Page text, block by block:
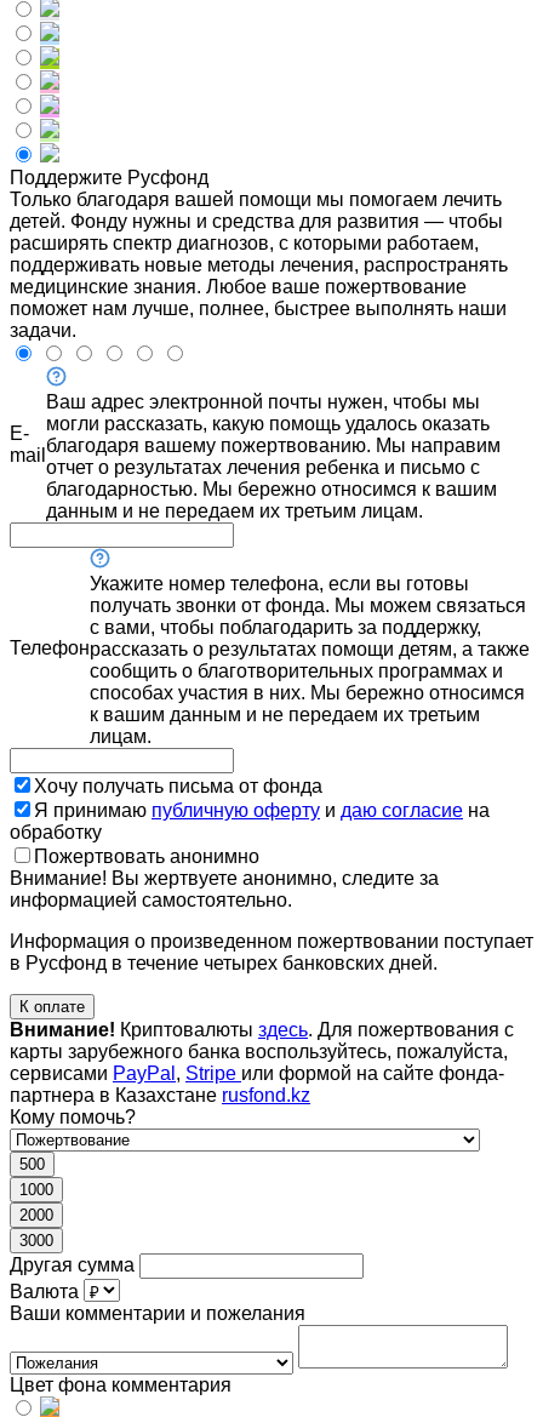
Поддержите Русфонд
Только благодаря вашей помощи мы помогаем лечить
детей. Фонду нужны и средства для развития — чтобы
расширять спектр диагнозов, с которыми работаем,
поддерживать новые методы лечения, распространять
медицинские знания. Любое ваше пожертвование
поможет нам лучше, полнее, быстрее выполнять наши
задачи.
E-
mail
Ваш адрес электронной почты нужен, чтобы мы
могли рассказать, какую помощь удалось оказать
благодаря вашему пожертвованию. Мы направим
отчет о результатах лечения ребенка и письмо с
благодарностью. Мы бережно относимся к вашим
данным и не передаем их третьим лицам.
Телефон
Укажите номер телефона, если вы готовы
получать звонки от фонда. Мы можем связаться
с вами, чтобы поблагодарить за поддержку,
рассказать о результатах помощи детям, а также
сообщить о благотворительных программах и
способах участия в них. Мы бережно относимся
к вашим данным и не передаем их третьим
лицам.
Хочу получать письма от фонда
Я принимаю публичную оферту и даю согласие на
обработку
Пожертвовать анонимно
Внимание! Вы жертвуете анонимно, следите за
информацией самостоятельно.
Информация о произведенном пожертвовании поступает
в Русфонд в течение четырех банковских дней.
К оплате
Внимание! Криптовалюты здесь. Для пожертвования с
карты зарубежного банка воспользуйтесь, пожалуйста,
сервисами PayPal , Stripe или формой на сайте фонда-
партнера в Казахстане rusfond.kz
Кому помочь?
500
1000
2000
3000
Другая сумма
Валюта
Ваши комментарии и пожелания
Цвет фона комментария